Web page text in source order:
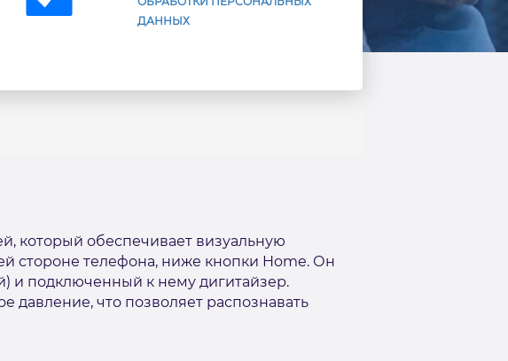
ДАННЫХ
который обеспечивает визуальную
стороне телефона, ниже кнопки Home. Он
и подключенный к нему дигитайзер.
давление, что позволяет распознавать